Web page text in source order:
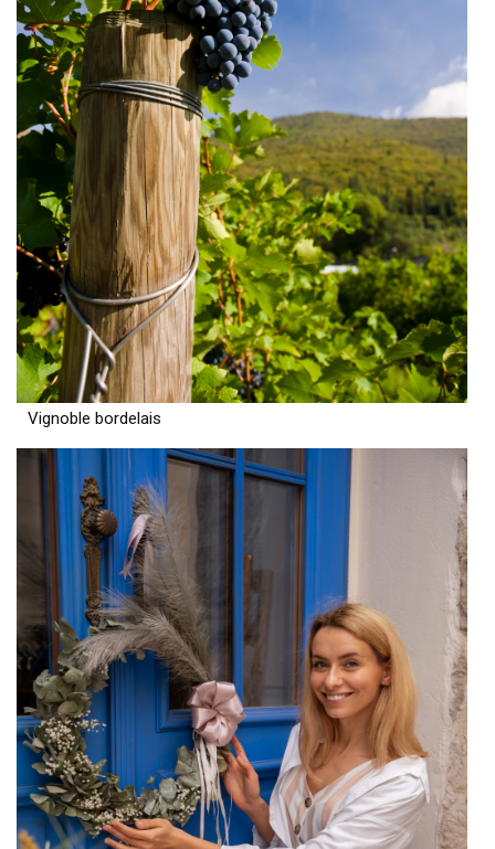
Vignoble bordelais